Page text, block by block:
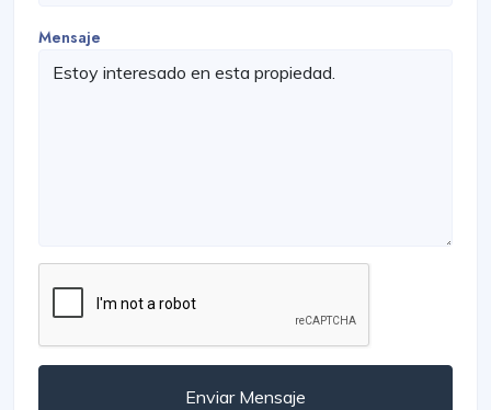
Mensaje
Enviar Mensaje